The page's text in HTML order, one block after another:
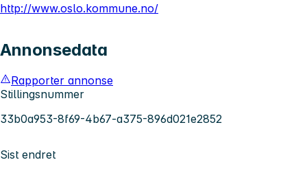
http://www.oslo.kommune.no/
Annonsedata
Rapporter annonse
Stillingsnummer
33b0a953-8f69-4b67-a375-896d021e2852
Sist endret